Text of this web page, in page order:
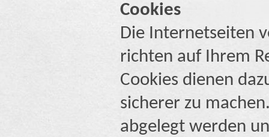
Cookies
Die Internetseiten
richten auf Ihrem
Cookies dienen
sicherer zu
abgelegt werden